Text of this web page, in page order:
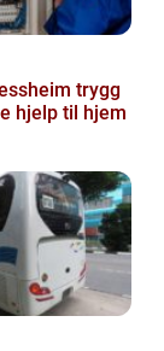
trygg
hjelp til hjem